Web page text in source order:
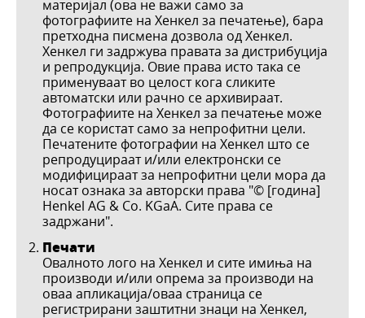
материјал (ова не важи само за
фотографиите на Хенкел за печатење), бара
претходна писмена дозвола од Хенкел.
Хенкел ги задржува правата за дистрибуција
и репродукција. Овие права исто така се
применуваат во целост кога сликите
автоматски или рачно се архивираат.
Фотографиите на Хенкел за печатење може
да се користат само за непрофитни цели.
Печатените фотографии на Хенкел што се
репродуцираат и/или електронски се
модифицираат за непрофитни цели мора да
носат ознака за авторски права "© [година]
Henkel AG & Co. KGaA. Сите права се
задржани".
Печати
Овалното лого на Хенкел и сите имиња на
производи и/или опрема за производи на
оваа апликација/оваа страница се
регистрирани заштитни знаци на Хенкел,